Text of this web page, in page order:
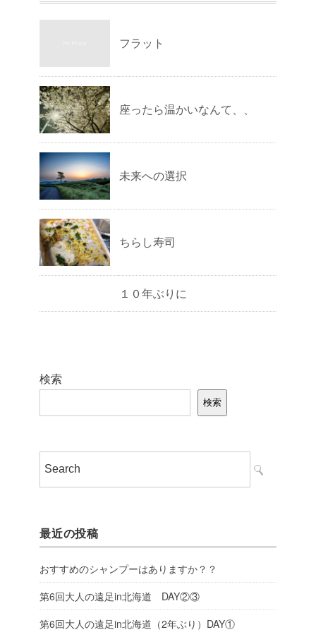
フラット
座ったら温かいなんて、、
未来への選択
ちらし寿司
１０年ぶりに
検索
検索
最近の投稿
おすすめのシャンプーはありますか？？
第6回大人の遠足in北海道 DAY②③
第6回大人の遠足in北海道（2年ぶり）DAY①